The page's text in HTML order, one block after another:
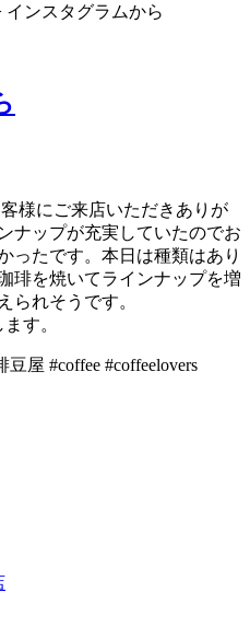
インスタグラムから
様にご来店いただきありが
ナップが充実していたのでお
ったです。本日は種類はあり
琲を焼いてラインナップを増
られそうです。
す。
屋 #coffee #coffeelovers